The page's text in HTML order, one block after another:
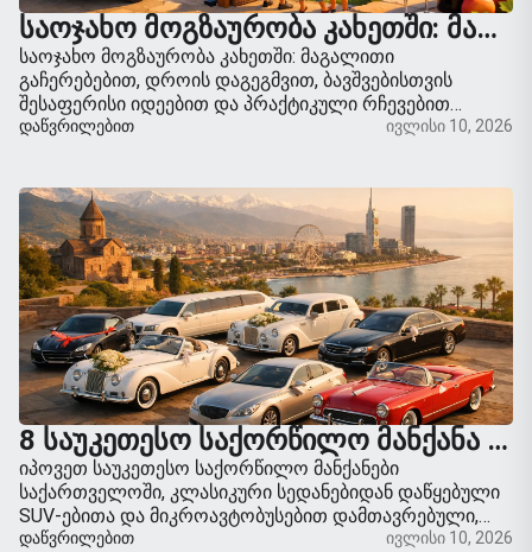
ᲡᲐᲝᲯᲐᲮᲝ ᲛᲝᲒᲖᲐᲣᲠᲝᲑᲐ ᲙᲐᲮᲔᲗᲨᲘ: ᲛᲐᲒᲐᲚᲘᲗᲘ
საოჯახო მოგზაურობა კახეთში: მაგალითი
გაჩერებებით, დროის დაგეგმვით, ბავშვებისთვის
შესაფერისი იდეებით და პრაქტიკული რჩევებით
მანქანის შესახებ, თბილისიდან მარტივი
ᲓᲐᲬᲕᲠᲘᲚᲔᲑᲘᲗ ივლისი 10, 2026
8 ᲡᲐᲣᲙᲔᲗᲔᲡᲝ ᲡᲐᲥᲝᲠᲬᲘᲚᲝ ᲛᲐᲜᲥᲐᲜᲐ ᲡᲐᲥᲐᲠᲗᲕᲔᲚᲝᲨᲘ
იპოვეთ საუკეთესო საქორწილო მანქანები
საქართველოში, კლასიკური სედანებიდან დაწყებული
SUV-ებითა და მიკროავტობუსებით დამთავრებული,
პრაქტიკული რჩევებით სტილის, მარშრუტების,
ᲓᲐᲬᲕᲠᲘᲚᲔᲑᲘᲗ ივლისი 10, 2026